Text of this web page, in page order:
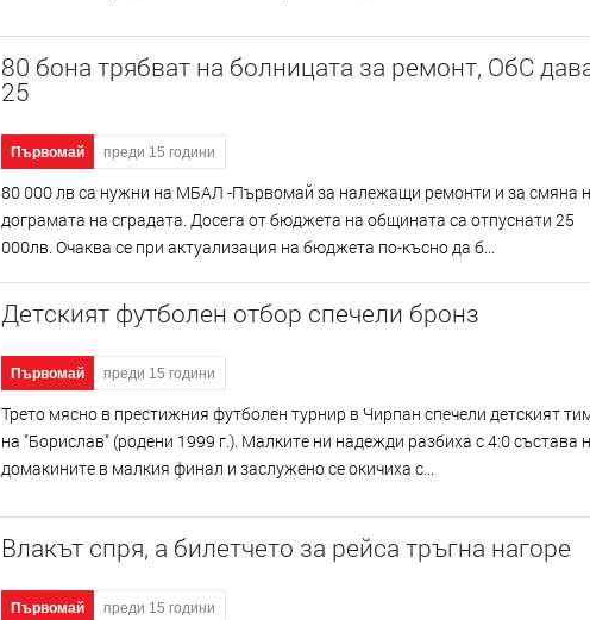
80 бона трябват на болницата за ремонт, ОбС
25
Първомай преди 15 години
80 000 лв са нужни на МБАЛ -Първомай за належащи ремонти и за смяна
дограмата на сградата. Досега от бюджета на общината са отпуснати 25
000лв. Очаква се при актуализация на бюджета по-късно да б...
Детският футболен отбор спечели бронз
Първомай преди 15 години
Трето мясно в престижния футболен турнир в Чирпан спечели детският
на "Борислав" (родени 1999 г.). Малките ни надежди разбиха с 4:0 състава
домакините в малкия финал и заслужено се окичиха с...
Влакът спря, а билетчето за рейса тръгна нагоре
Първомай преди 15 години